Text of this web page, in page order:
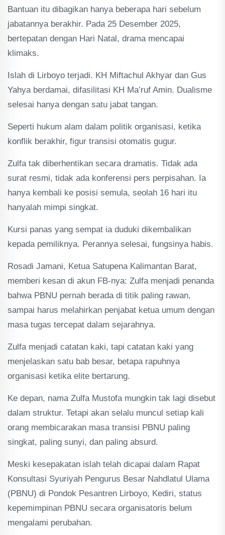
Bantuan itu dibagikan hanya beberapa hari sebelum
jabatannya berakhir. Pada 25 Desember 2025,
bertepatan dengan Hari Natal, drama mencapai
klimaks.
Islah di Lirboyo terjadi. KH Miftachul Akhyar dan Gus
Yahya berdamai, difasilitasi KH Ma’ruf Amin. Dualisme
selesai hanya dengan satu jabat tangan.
Seperti hukum alam dalam politik organisasi, ketika
konflik berakhir, figur transisi otomatis gugur.
Zulfa tak diberhentikan secara dramatis. Tidak ada
surat resmi, tidak ada konferensi pers perpisahan. Ia
hanya kembali ke posisi semula, seolah 16 hari itu
hanyalah mimpi singkat.
Kursi panas yang sempat ia duduki dikembalikan
kepada pemiliknya. Perannya selesai, fungsinya habis.
Rosadi Jamani, Ketua Satupena Kalimantan Barat,
memberi kesan di akun FB-nya: Zulfa menjadi penanda
bahwa PBNU pernah berada di titik paling rawan,
sampai harus melahirkan penjabat ketua umum dengan
masa tugas tercepat dalam sejarahnya.
Zulfa menjadi catatan kaki, tapi catatan kaki yang
menjelaskan satu bab besar, betapa rapuhnya
organisasi ketika elite bertarung.
Ke depan, nama Zulfa Mustofa mungkin tak lagi disebut
dalam struktur. Tetapi akan selalu muncul setiap kali
orang membicarakan masa transisi PBNU paling
singkat, paling sunyi, dan paling absurd.
Meski kesepakatan islah telah dicapai dalam Rapat
Konsultasi Syuriyah Pengurus Besar Nahdlatul Ulama
(PBNU) di Pondok Pesantren Lirboyo, Kediri, status
kepemimpinan PBNU secara organisatoris belum
mengalami perubahan.